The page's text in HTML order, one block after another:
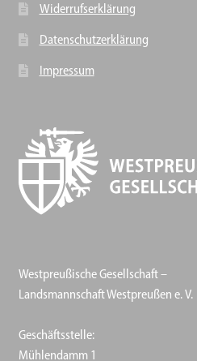
Widerrufserklärung
Datenschutzerklärung
Impressum
Westpreußische Gesellschaft –
Landsmannschaft Westpreußen e. V.
Geschäftsstelle:
Mühlendamm 1